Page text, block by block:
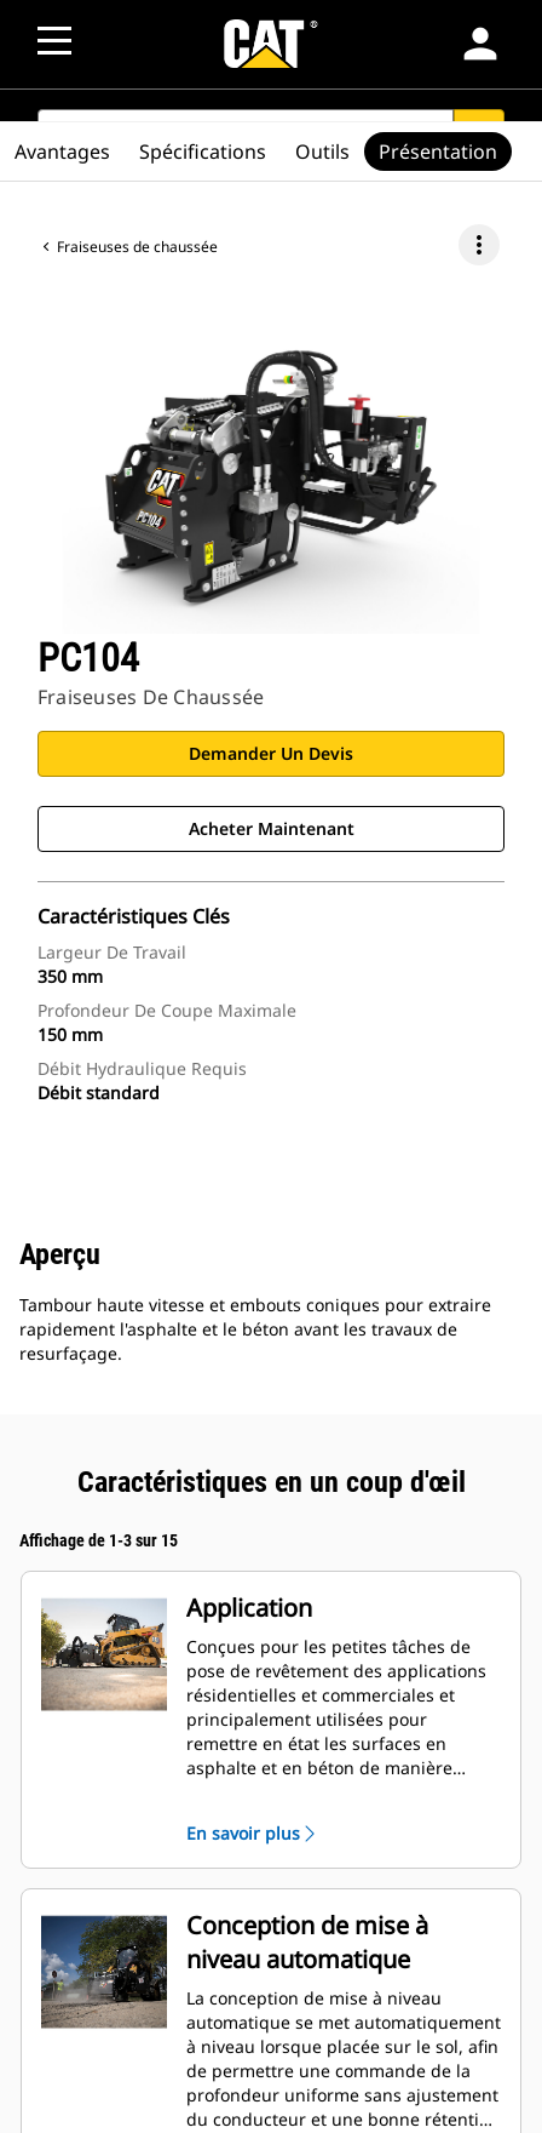
person
SEARCH search
Fraiseuses de chaussée more_vert
PC104
Fraiseuses De Chaussée
Demander Un Devis
Acheter Maintenant
Caractéristiques Clés
Largeur De Travail
350 mm
Profondeur De Coupe Maximale
150 mm
Débit Hydraulique Requis
Débit standard
Avantages Spécifications Outils Présentation
Aperçu
Tambour haute vitesse et embouts coniques pour extraire
rapidement l'asphalte et le béton avant les travaux de
resurfaçage.
Caractéristiques en un coup d'œil
Affichage de 1-3 sur 15
Application
Conçues pour les petites tâches de
pose de revêtement des applications
résidentielles et commerciales et
principalement utilisées pour
remettre en état les surfaces en
asphalte et en béton de manière
revêtement avant la rectification, la
suppression des parties de la
chaussée endommagées, la
suppression des bandes de
signalisation des voies et toutes les
tâches pour lesquelles l'utilisation de
fraiseuses traditionnelles est limitée.
En savoir plus
Conception de mise à
niveau automatique
La conception de mise à niveau
automatique se met automatiquement
à niveau lorsque placée sur le sol, afin
de permettre une commande de la
profondeur uniforme sans ajustement
du conducteur et une bonne rétention